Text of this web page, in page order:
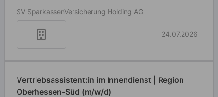
SV SparkassenVersicherung Holding AG
24.07.2026
Vertriebsassistent:in im Innendienst | Region
Oberhessen-Süd (m/w/d)